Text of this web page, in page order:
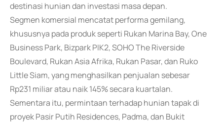
destinasi hunian dan investasi masa depan.
Segmen komersial mencatat performa gemilang,
khususnya pada produk seperti Rukan Marina Bay, One
Business Park, Bizpark PIK2, SOHO The Riverside
Boulevard, Rukan Asia Afrika, Rukan Pasar, dan Ruko
Little Siam, yang menghasilkan penjualan sebesar
Rp231 miliar atau naik 145% secara kuartalan.
Sementara itu, permintaan terhadap hunian tapak di
proyek Pasir Putih Residences, Padma, dan Bukit